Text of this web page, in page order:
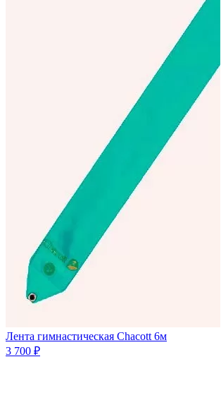
Лента гимнастическая Chacott 6м
3 700 ₽